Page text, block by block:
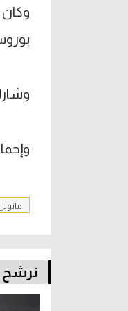
وشارك
وإجمالا، خاض
نرشح